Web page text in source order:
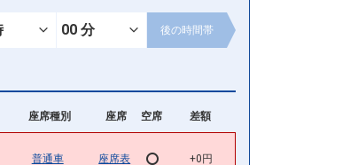
後の時間帯
座席種別 座席 空席 差額
普通車 座席表 +0円